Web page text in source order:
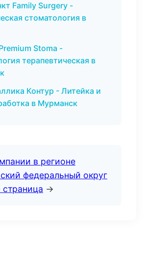
Family Surgery -
стоматология в
Stoma -
терапевтическая в
Контур - Литейка и
в Мурманск
в регионе
федеральный округ
страница →